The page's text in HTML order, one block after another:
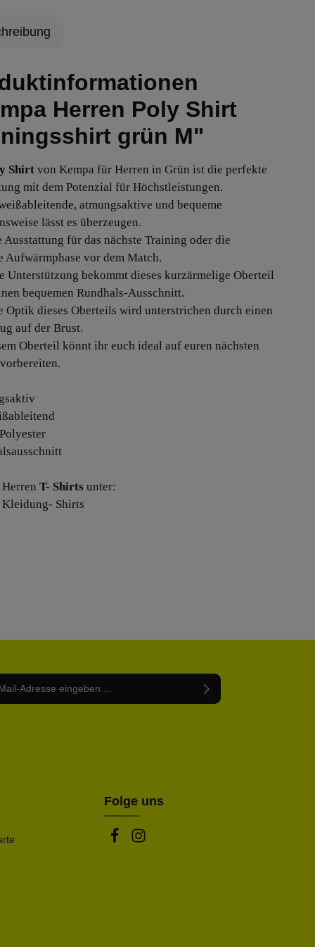
Herren Poly Shirt
grün M"
Shirt von Kempa für Herren in Grün ist die perfekte
mit dem Potenzial für Höchstleistungen.
atmungsaktive und bequeme
lässt es überzeugen.
Ausstattung für das nächste Training oder die
Aufwärmphase vor dem Match.
Unterstützung bekommt dieses kurzärmelige Oberteil
bequemen Rundhals-Ausschnitt.
Optik dieses Oberteils wird unterstrichen durch einen
auf der Brust.
Oberteil könnt ihr euch ideal auf euren nächsten
T- Shirts unter:
Shirts
Folge uns